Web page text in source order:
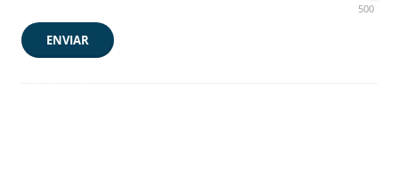
500
ENVIAR